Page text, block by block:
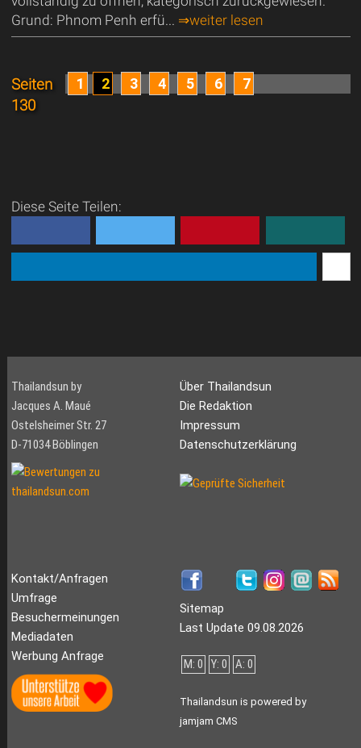
Grund: Phnom Penh erfü... ⇒weiter lesen
Seiten
130
1 2 3 4 5 6 7
Diese Seite Teilen:
Thailandsun by
Jacques A. Maué
Ostelsheimer Str. 27
D-71034 Böblingen
Über Thailandsun
Die Redaktion
Impressum
Datenschutzerklärung
Kontakt/Anfragen
Umfrage
Besuchermeinungen
Mediadaten
Werbung Anfrage
Sitemap
Last Update 09.08.2026
M: 0 Y: 0 A: 0
Thailandsun is powered by
jamjam CMS